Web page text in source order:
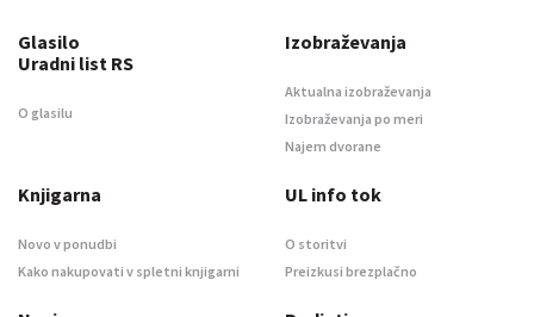
Glasilo
Uradni list RS
O glasilu
Izobraževanja
Aktualna izobraževanja
Izobraževanja po meri
Najem dvorane
Knjigarna
Novo v ponudbi
Kako nakupovati v spletni knjigarni
UL info tok
O storitvi
Preizkusi brezplačno